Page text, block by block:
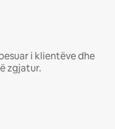
i klientëve dhe
zgjatur.